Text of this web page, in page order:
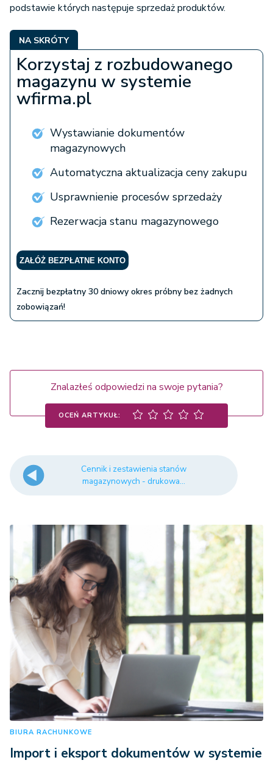
podstawie których następuje sprzedaż produktów.
NA SKRÓTY
Korzystaj z rozbudowanego
magazynu w systemie
wfirma.pl
Wystawianie dokumentów
magazynowych
Automatyczna aktualizacja ceny zakupu
Usprawnienie procesów sprzedaży
Rezerwacja stanu magazynowego
ZAŁÓŻ BEZPŁATNE KONTO
Zacznij bezpłatny 30 dniowy okres próbny bez żadnych
zobowiązań!
Znalazłeś odpowiedzi na swoje pytania?
OCEŃ ARTYKUŁ:
Cennik i zestawienia stanów
magazynowych - drukowa...
BIURA RACHUNKOWE
Import i eksport dokumentów w systemie